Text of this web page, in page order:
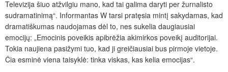
Televizija šiuo atžvilgiu mano, kad tai galima daryti per žurnalisto
sudramatinimą“. Informantas W tarsi pratęsia mintį sakydamas, kad
dramatiškumas naudojamas dėl to, nes sukelia daugiausiai
emocijų: „Emocinis poveikis apibrėžia akimirkos poveikį auditorijai.
Tokia naujiena pasižymi tuo, kad ji greičiausiai bus pirmoje vietoje.
Čia esminė viena taisyklė: tinka viskas, kas kelia emocijas“.